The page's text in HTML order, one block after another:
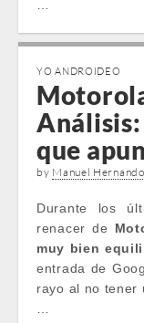
YO ANDROIDEO
Análisis:
que
by Manuel Hernando
Durante los
renacer de
muy bien
entrada de
rayo al no tener